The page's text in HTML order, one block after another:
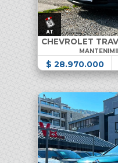
CHEVROLET
$ 28.970.000